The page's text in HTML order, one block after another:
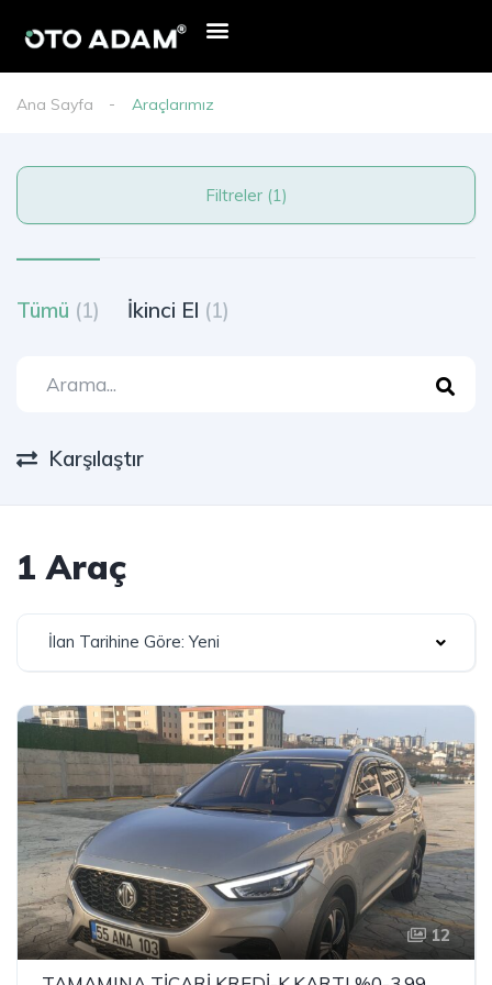
Ana Sayfa Araçlarımız
Filtreler (1)
Tümü (1) İkinci El (1)
Karşılaştır
1 Araç
İlan Tarihine Göre: Yeni
12